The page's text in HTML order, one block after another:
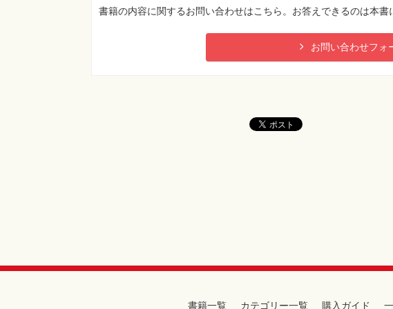
・DxO Nik Collection 9
・ソニー α7R VI＋FE 100-400mm F4.5 GM OSS
カメラバカにつける薬 in デジタルカメラマガジン 飯田ともき
書籍の内容に関するお問い合わせはこちら。お答えできるのは本書
お問い合わせフォ
書籍一覧 カテゴリー一覧 購入ガイド